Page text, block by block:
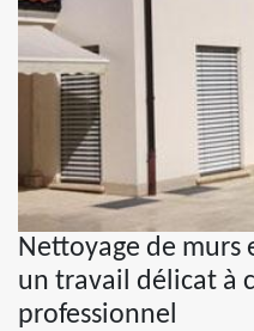
Nettoyage de murs
un travail délicat à
professionnel